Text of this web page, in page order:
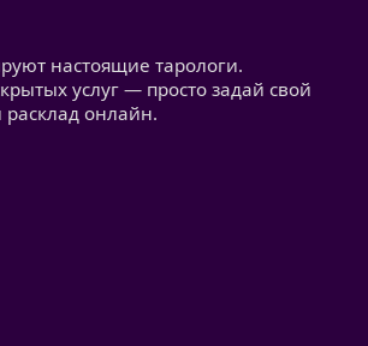
настоящие тарологи.
услуг — просто задай свой
расклад онлайн.